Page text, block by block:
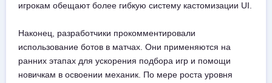
игрокам обещают более гибкую систему кастомизации UI.
Наконец, разработчики прокомментировали
использование ботов в матчах. Они применяются на
ранних этапах для ускорения подбора игр и помощи
новичкам в освоении механик. По мере роста уровня